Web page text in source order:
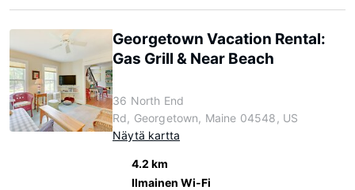
Georgetown Vacation Rental:
Gas Grill & Near Beach
36 North End
Rd, Georgetown, Maine 04548, US
Näytä kartta
4.2 km
Ilmainen Wi-Fi